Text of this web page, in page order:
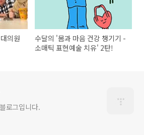
의원
수달의 '몸과 마음 건강 챙기기 -
소매틱 표현예술 치유' 2탄!
로그입니다.